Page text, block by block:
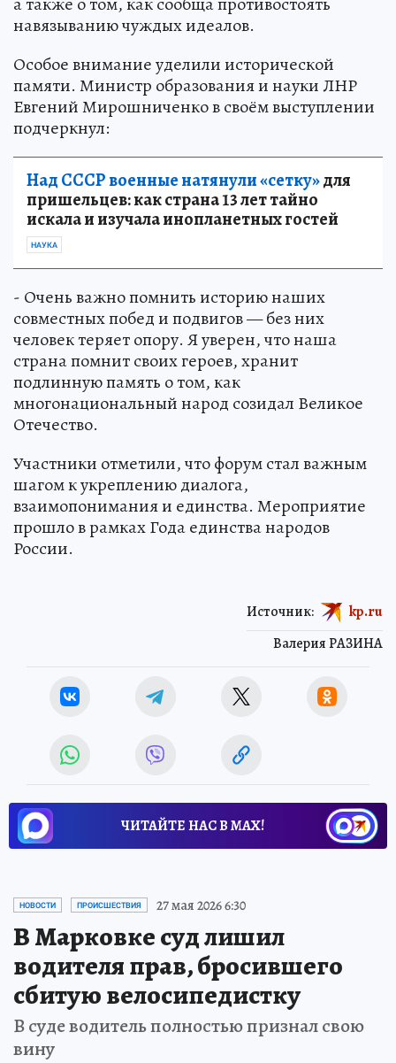
навязыванию чуждых идеалов.
Особое внимание уделили исторической
памяти. Министр образования и науки ЛНР
Евгений Мирошниченко в своём выступлении
подчеркнул:
Над СССР военные натянули «сетку»для
пришельцев: как страна 13 лет тайно
искала и изучала инопланетных гостей
НАУКА
- Очень важно помнить историю наших
совместных побед и подвигов — без них
человек теряет опору. Я уверен, что наша
страна помнит своих героев, хранит
подлинную память о том, как
многонациональный народ созидал Великое
Отечество.
Участники отметили, что форум стал важным
шагом к укреплению диалога,
взаимопонимания и единства. Мероприятие
прошло в рамках Года единства народов
России.
Валерия РАЗИНА
Источник: kp.ru
ЧИТАЙТЕ НАС В МАХ!
НОВОСТИ ПРОИСШЕСТВИЯ 27 мая 2026 6:30
В Марковке суд лишил
водителя прав, бросившего
сбитую велосипедистку
В суде водитель полностью признал свою
вину